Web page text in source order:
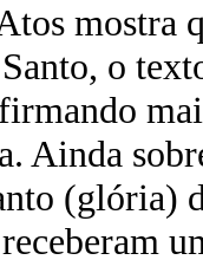
mostra
o
Ainda
(glória)